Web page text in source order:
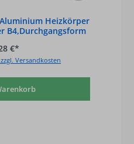
Heizkörper
B4,Durchgangsform
€*
Versandkosten